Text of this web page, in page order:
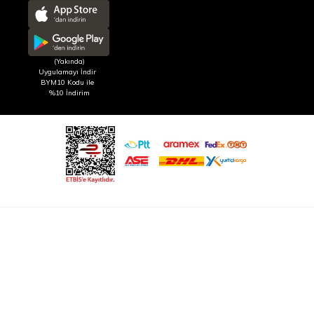
(Yakında)
Uygulamayı İndir
BYM10 Kodu ile
%10 İndirim